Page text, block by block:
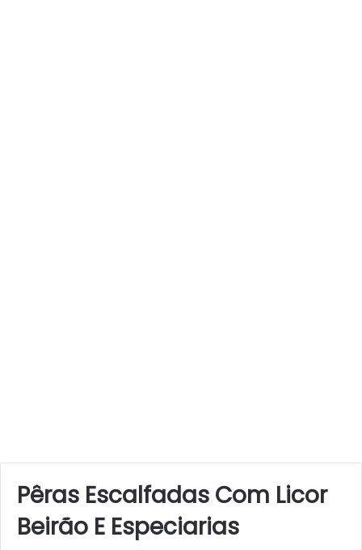
Pêras Escalfadas Com Licor
Beirão E Especiarias